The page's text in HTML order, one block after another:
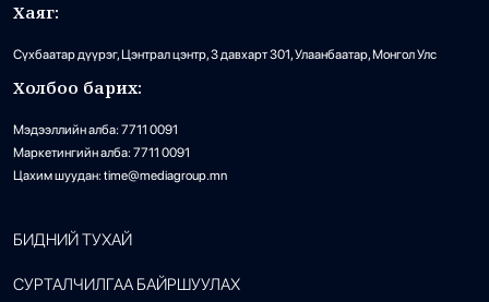
Хаяг:
Сүхбаатар дүүрэг, Цэнтрал цэнтр, 3 давхарт 301, Улаанбаатар, Монгол Улс
Холбоо барих:
Мэдээллийн алба: 7711 0091
Маркетингийн алба: 7711 0091
Цахим шуудан: time@mediagroup.mn
БИДНИЙ ТУХАЙ
СУРТАЛЧИЛГАА БАЙРШУУЛАХ